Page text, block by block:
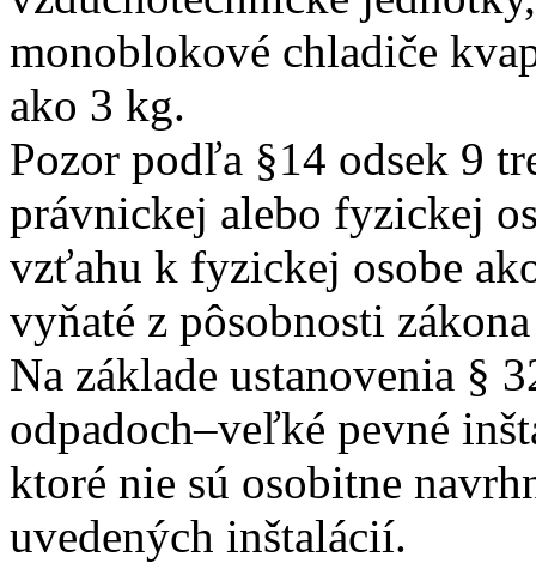
monoblokové chladiče
ako 3 kg.
Pozor podľa §14 odsek 9
právnickej alebo fyzickej
vzťahu k fyzickej osobe
vyňaté z pôsobnosti
Na základe ustanovenia §
odpadoch–veľké pevné
ktoré nie sú osobitne
uvedených inštalácií.